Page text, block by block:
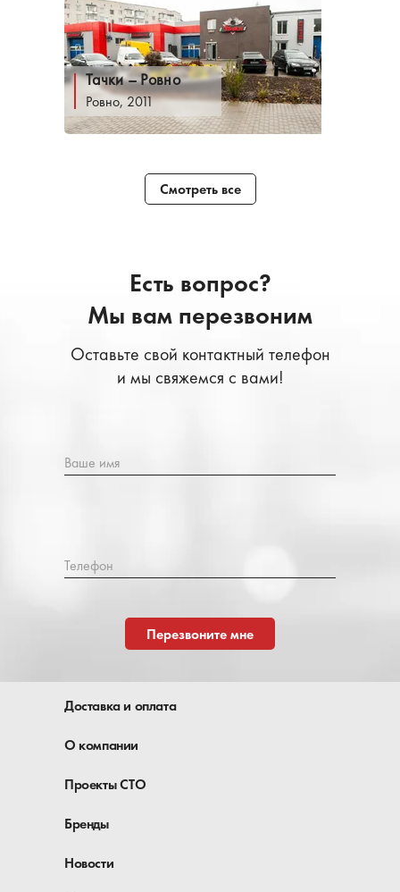
Тачки – Ровно
Ровно, 2011
Смотреть все
Есть вопрос?
Мы вам перезвоним
Оставьте свой контактный телефон
и мы свяжемся с вами!
Ваше имя
Телефон
Перезвоните мне
Доставка и оплата
О компании
Проекты СТО
Бренды
Новости